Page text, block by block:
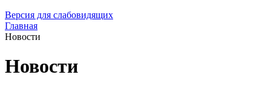
Версия для слабовидящих
Главная
Новости
Новости